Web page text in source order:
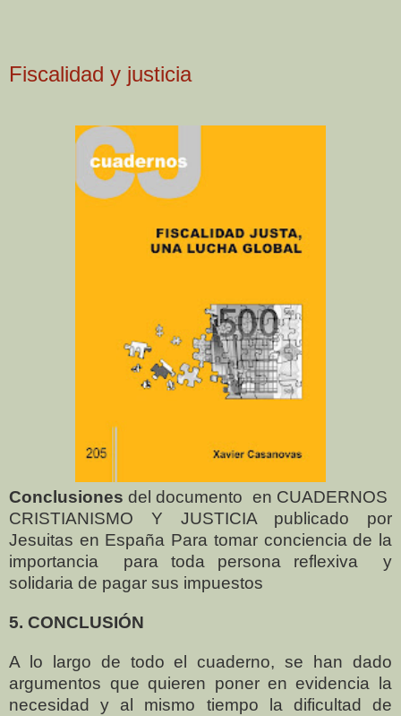
Fiscalidad y justicia
Conclusionesdel documento en CUADERNOS
CRISTIANISMO Y JUSTICIA publicado por
Jesuitas en España Para tomar conciencia de la
importancia
para toda persona reflexiva
y
solidaria de pagar sus impuestos
5. CONCLUSIÓN
A lo largo de todo el cuaderno, se han dado
argumentos que quieren poner en evidencia la
necesidad y al mismo tiempo la dificultad de